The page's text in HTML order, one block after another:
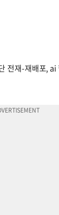
전재-재배포,